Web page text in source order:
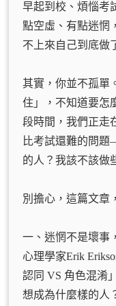
早起到校、煩惱考
點空虛、有點迷惘
不上來自己到底做
其實，你並不孤單
住」，不知道要怎
段時間，我們正走
比考試還難的問
的人？我該不該做
別擔心，這篇文章
一、迷惘不是壞事
心理學家Erik
認同 VS 角色混淆
想成為什麼樣的人